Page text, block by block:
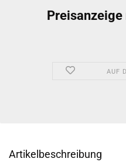
AUF
Artikelbeschreibung